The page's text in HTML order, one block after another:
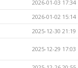
2026-01-03 17:34
2026-01-02 15:14
2025-12-30 21:19
2025-12-29 17:03